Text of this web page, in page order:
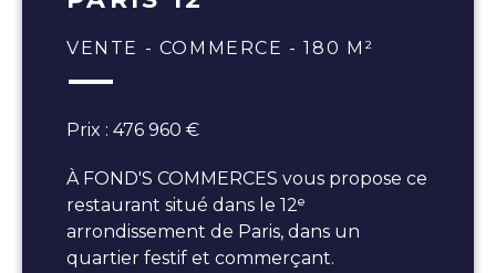
VENTE - COMMERCE - 180 M²
Prix : 476 960 €
À FOND'S COMMERCES vous propose ce
restaurant situé dans le 12ᵉ
arrondissement de Paris, dans un
quartier festif et commerçant.